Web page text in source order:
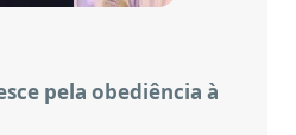
pela obediência à